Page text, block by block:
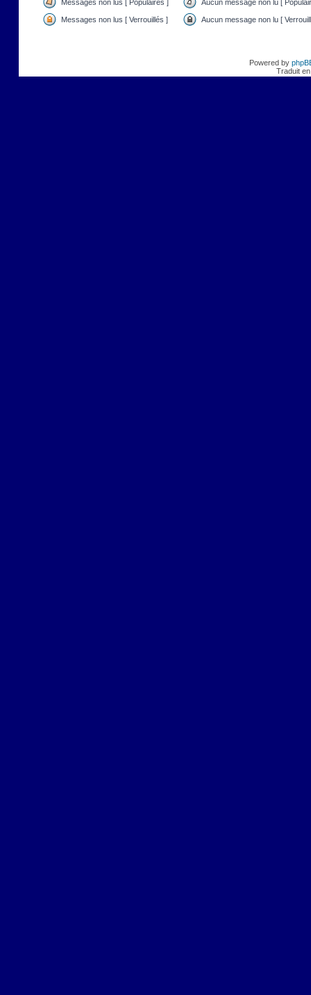
Messages non lus [ Populaires ] Aucun message non lu [
Messages non lus [ Verrouillés ] Aucun message non lu [
Powered by
Traduit